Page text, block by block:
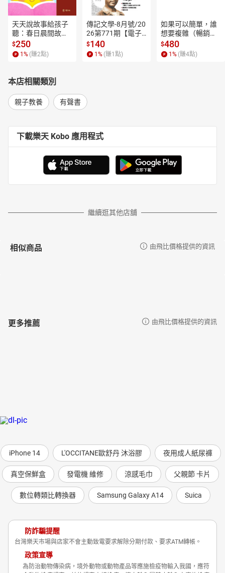
天天說故事給孩子
聽：春日晨間故事
【有聲書】
$250
1 % (賺2點)
傳記文學-8月號/20
26第771期【電子
書】
$140
1 % (賺1 點)
如果可以簡單，誰
想要複雜（暢銷經
典新編版）【電子
書】
$480
1 % (賺4點)
本店相關類別
親子教養 有聲書
下載樂天 Kobo 應用程式
繼續逛其他店舖
相似商品 由飛比價格提供的資訊
更多推薦 由飛比價格提供的資訊
iPhone 14 L'OCCITANE歐舒丹 沐浴膠 夜用成人紙尿褲
真空保鮮盒 發電機 維修 涼感毛巾 父親節 卡片
數位轉類比轉換器 Samsung Galaxy A14 Suica
防詐騙提醒
台灣樂天市場與店家不會主動致電要求解除分期付款、要求ATM轉帳。
政策宣導
為防治動物傳染病，境外動物或動物產品等應施檢疫物輸入我國，應符